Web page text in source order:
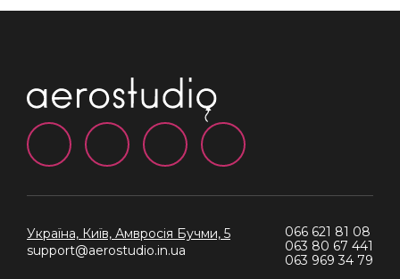
Україна, Київ, Амвросія Бучми, 5
support@aerostudio.in.ua
066 621 81 08
063 80 67 441
063 969 34 79